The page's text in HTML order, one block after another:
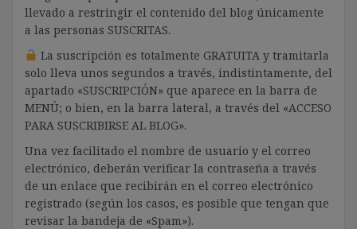
llevado a restringir el contenido del blog únicamente
a las personas SUSCRITAS.
La suscripción es totalmente GRATUITA y tramitarla
solo lleva unos segundos a través, indistintamente, del
apartado «SUSCRIPCIÓN» que aparece en la barra de
MENÚ; o bien, en la barra lateral, a través del «ACCESO
PARA SUSCRIBIRSE AL BLOG».
Una vez facilitado el nombre de usuario y el correo
electrónico, deberán verificar la contraseña a través
de un enlace que recibirán en el correo electrónico
registrado (según los casos, es posible que tengan que
revisar la bandeja de «Spam»).